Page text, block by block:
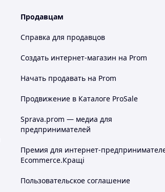
Продавцам
Справка для продавцов
Создать интернет-магазин на Prom
Начать продавать на Prom
Продвижение в Каталоге ProSale
Sprava.prom — медиа для
предпринимателей
Премия для интернет-
Ecommerce.Кращі
Пользовательское соглашение